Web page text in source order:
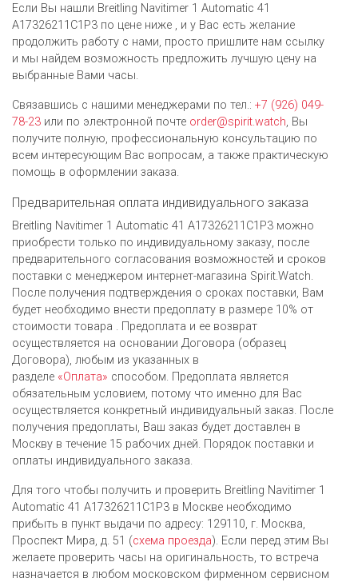
Если Вы нашли Breitling Navitimer 1 Automatic 41
A17326211C1P3 по цене ниже , и у Вас есть желание
продолжить работу с нами, просто пришлите нам ссылку
и мы найдем возможность предложить лучшую цену на
выбранные Вами часы.
Связавшись с нашими менеджерами по тел.: +7 (926) 049-
78-23 или по электронной почте order@spirit.watch, Вы
получите полную, профессиональную консультацию по
всем интересующим Вас вопросам, а также практическую
помощь в оформлении заказа.
Предварительная оплата индивидуального заказа
Breitling Navitimer 1 Automatic 41 A17326211C1P3 можно
приобрести только по индивидуальному заказу, после
предварительного согласования возможностей и сроков
поставки с менеджером интернет-магазина Spirit.Watch.
После получения подтверждения о сроках поставки, Вам
будет необходимо внести предоплату в размере 10% от
стоимости товара . Предоплата и ее возврат
осуществляется на основании Договора (образец
Договора), любым из указанных в
разделе «Оплата» способом. Предоплата является
обязательным условием, потому что именно для Вас
осуществляется конкретный индивидуальный заказ. После
получения предоплаты, Ваш заказ будет доставлен в
Москву в течение 15 рабочих дней. Порядок поставки и
оплаты индивидуального заказа.
Для того чтобы получить и проверить Breitling Navitimer 1
Automatic 41 A17326211C1P3 в Москве необходимо
прибыть в пункт выдачи по адресу: 129110, г. Москва,
Проспект Мира, д. 51 (схема проезда). Если перед этим Вы
желаете проверить часы на оригинальность, то встреча
назначается в любом московском фирменном сервисном